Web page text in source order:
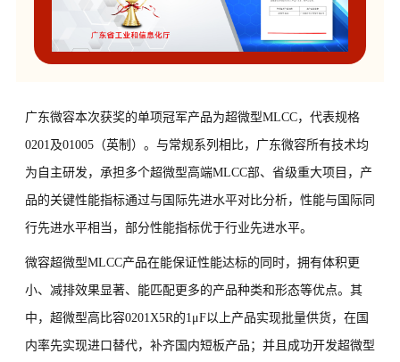
广东微容本次获奖的单项冠军产品为超微型MLCC，代表规格
0201及01005（英制）。与常规系列相比，广东微容所有技术均
为自主研发，承担多个超微型高端MLCC部、省级重大项目，产
品的关键性能指标通过与国际先进水平对比分析，性能与国际同
行先进水平相当，部分性能指标优于行业先进水平。
微容超微型MLCC产品在能保证性能达标的同时，拥有体积更
小、减排效果显著、能匹配更多的产品种类和形态等优点。 其
中，超微型高比容0201X5R的1μF以上产品实现批量供货，在国
内率先实现进口替代，补齐国内短板产品；并且成功开发超微型